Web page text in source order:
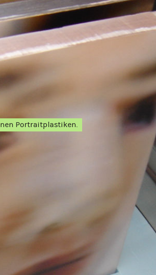
Portraitplastiken.